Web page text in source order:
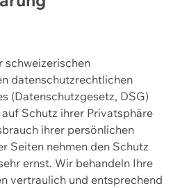
schweizerischen
datenschutzrechtlichen
(Datenschutzgesetz, DSG)
Schutz ihrer Privatsphäre
ihrer persönlichen
Seiten nehmen den Schutz
ernst. Wir behandeln Ihre
vertraulich und entsprechend